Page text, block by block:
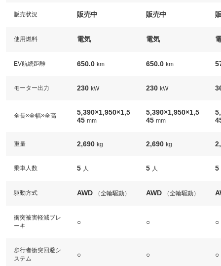
販売状況 販売中 販売中
使用燃料 電気 電気
EV航続距離 650.0 km 650.0 km
モーター出力 230 kW 230 kW
全長×全幅×全高
5,390×1,950×1,5
45 mm
5,390×1,950×1,5
45 mm
重量 2,690 kg 2,690 kg
乗車人数 5 人 5 人 5
駆動方式 AWD （全輪駆動） AWD （全輪駆動）
衝突被害軽減ブレ
ーキ
○ ○ ○
歩行者衝突回避シ
ステム
○ ○ ○